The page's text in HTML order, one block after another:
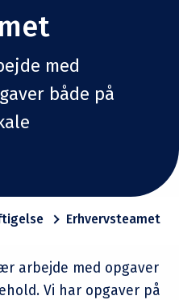
med
både på
Erhvervsteamet
arbejde med opgaver
Vi har opgaver på